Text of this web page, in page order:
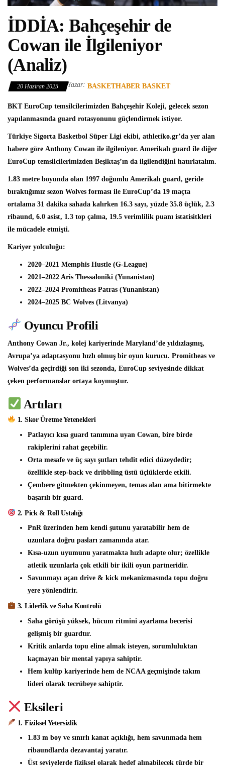
İDDİA: Bahçeşehir de
Cowan ile İlgileniyor
(Analiz)
20 Haziran 2025 Yazar: BASKETHABER BASKET
BKT EuroCup temsilcilerimizden Bahçeşehir Koleji, gelecek sezon
yapılanmasında guard rotasyonunu güçlendirmek istiyor.
Türkiye Sigorta Basketbol Süper Ligi ekibi, athletiko.gr’da yer alan
habere göre Anthony Cowan ile ilgileniyor. Amerikalı guard ile diğer
EuroCup temsilcilerimizden Beşiktaş’ın da ilgilendiğini hatırlatalım.
1.83 metre boyunda olan 1997 doğumlu Amerikalı guard, geride
bıraktığımız sezon Wolves forması ile EuroCup’da 19 maçta
ortalama 31 dakika sahada kalırken 16.3 sayı, yüzde 35.8 üçlük, 2.3
ribaund, 6.0 asist, 1.3 top çalma, 19.5 verimlilik puanı istatisitkleri
ile mücadele etmişti.
Kariyer yolculuğu:
2020–2021 Memphis Hustle (G-League)
2021–2022 Aris Thessaloniki (Yunanistan)
2022–2024 Promitheas Patras (Yunanistan)
2024–2025 BC Wolves (Litvanya)
Oyuncu Profili
Anthony Cowan Jr., kolej kariyerinde Maryland’de yıldızlaşmış,
Avrupa’ya adaptasyonu hızlı olmuş bir oyun kurucu. Promitheas ve
Wolves’da geçirdiği son iki sezonda, EuroCup seviyesinde dikkat
çeken performanslar ortaya koymuştur.
Artıları
1. Skor Üretme Yetenekleri
Patlayıcı kısa guard tanımına uyan Cowan, bire birde
rakiplerini rahat geçebilir.
Orta mesafe ve üç sayı şutları tehdit edici düzeydedir;
özellikle step-back ve dribbling üstü üçlüklerde etkili.
Çembere gitmekten çekinmeyen, temas alan ama bitirmekte
başarılı bir guard.
2. Pick & Roll Ustalığı
PnR üzerinden hem kendi şutunu yaratabilir hem de
uzunlara doğru pasları zamanında atar.
Kısa-uzun uyumunu yaratmakta hızlı adapte olur; özellikle
atletik uzunlarla çok etkili bir ikili oyun partneridir.
Savunmayı açan drive & kick mekanizmasında topu doğru
yere yönlendirir.
3. Liderlik ve Saha Kontrolü
Saha görüşü yüksek, hücum ritmini ayarlama becerisi
gelişmiş bir guardtır.
Kritik anlarda topu eline almak isteyen, sorumluluktan
kaçmayan bir mental yapıya sahiptir.
Hem kulüp kariyerinde hem de NCAA geçmişinde takım
lideri olarak tecrübeye sahiptir.
Eksileri
1. Fiziksel Yetersizlik
1.83 m boy ve sınırlı kanat açıklığı, hem savunmada hem
ribaundlarda dezavantaj yaratır.
Üst seviyelerde fiziksel olarak hedef alınabilecek türde bir